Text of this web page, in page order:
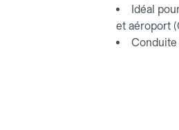
Idéal
et aéroport